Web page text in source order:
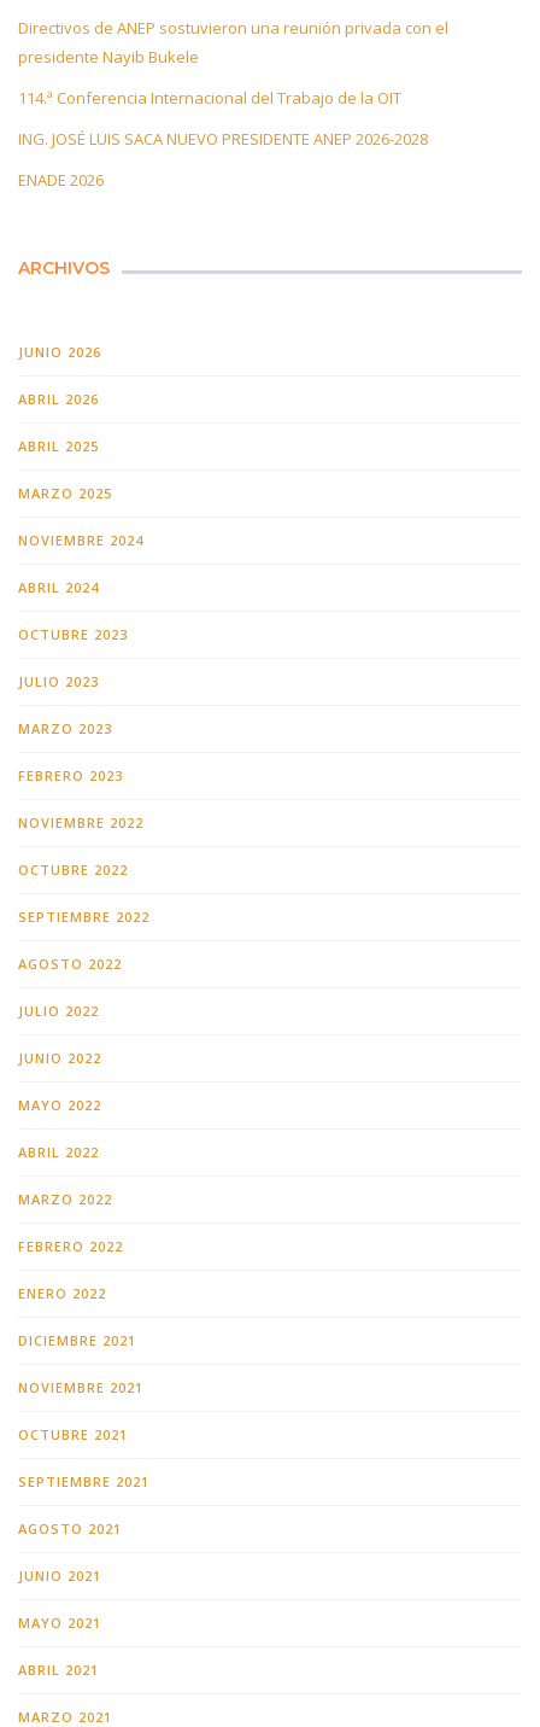
Directivos de ANEP sostuvieron una reunión privada con el
presidente Nayib Bukele
114.ª Conferencia Internacional del Trabajo de la OIT
ING. JOSÉ LUIS SACA NUEVO PRESIDENTE ANEP 2026-2028
ENADE 2026
ARCHIVOS
JUNIO 2026
ABRIL 2026
ABRIL 2025
MARZO 2025
NOVIEMBRE 2024
ABRIL 2024
OCTUBRE 2023
JULIO 2023
MARZO 2023
FEBRERO 2023
NOVIEMBRE 2022
OCTUBRE 2022
SEPTIEMBRE 2022
AGOSTO 2022
JULIO 2022
JUNIO 2022
MAYO 2022
ABRIL 2022
MARZO 2022
FEBRERO 2022
ENERO 2022
DICIEMBRE 2021
NOVIEMBRE 2021
OCTUBRE 2021
SEPTIEMBRE 2021
AGOSTO 2021
JUNIO 2021
MAYO 2021
ABRIL 2021
MARZO 2021